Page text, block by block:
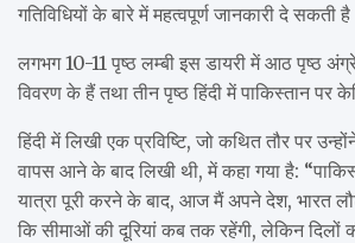
गतिविधियों के बारे में महत्वपूर्ण जानकारी दे सकती
लगभग 10-11 पृष्ठ लम्बी इस डायरी में आठ पृष्ठ
विवरण के हैं तथा तीन पृष्ठ हिंदी में पाकिस्तान पर
हिंदी में लिखी एक प्रविष्टि, जो कथित तौर पर
वापस आने के बाद लिखी थी, में कहा गया है:
यात्रा पूरी करने के बाद, आज मैं अपने देश, भारत
कि सीमाओं की दूरियां कब तक रहेंगी, लेकिन दिलों